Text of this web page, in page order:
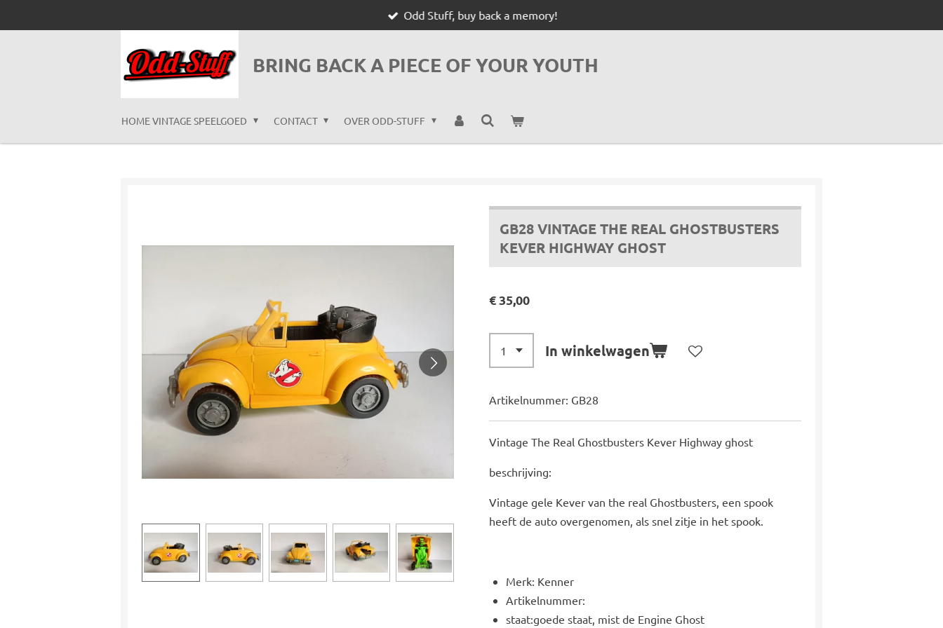
Odd Stuff, buy back a memory!
BRING BACK A PIECE OF YOUR YOUTH
HOME VINTAGE SPEELGOED CONTACT OVER ODD-STUFF
GB28 VINTAGE THE REAL GHOSTBUSTERS
KEVER HIGHWAY GHOST
€ 35,00
In winkelwagen
Artikelnummer: GB28
Vintage The Real Ghostbusters Kever Highway ghost
beschrijving:
Vintage gele Kever van the real Ghostbusters, een spook
heeft de auto overgenomen, als snel zitje in het spook.
Merk: Kenner
Artikelnummer:
staat:goede staat, mist de Engine Ghost